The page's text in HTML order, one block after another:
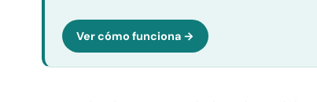
Ver cómo funciona →